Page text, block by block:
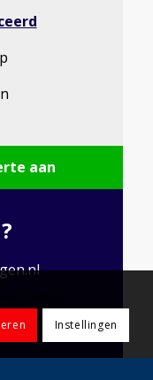
aan
cookies.
Instellingen